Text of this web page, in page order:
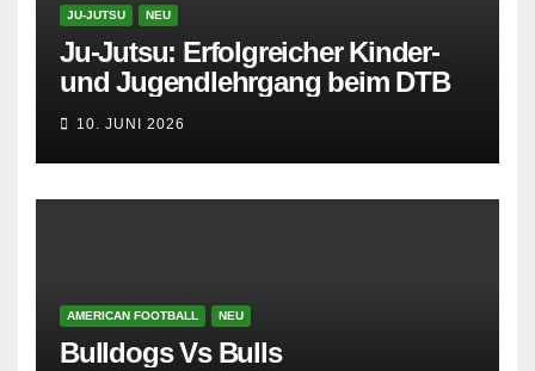
JU-JUTSU NEU
Ju-Jutsu: Erfolgreicher Kinder-
und Jugendlehrgang beim DTB
10. JUNI 2026
AMERICAN FOOTBALL NEU
Bulldogs Vs Bulls